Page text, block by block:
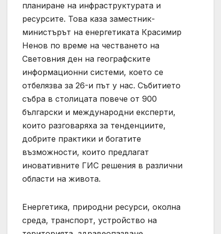
планиране на инфраструктурата и
ресурсите. Това каза заместник-
министърът на енергетиката Красимир
Ненов по време на честването на
Световния ден на географските
информационни системи, което се
отбелязва за 26-и път у нас. Събитието
събра в столицата повече от 900
български и международни експерти,
които разговаряха за тенденциите,
добрите практики и богатите
възможности, които предлагат
иновативните ГИС решения в различни
области на живота.
Енергетика, природни ресурси, околна
среда, транспорт, устройство на